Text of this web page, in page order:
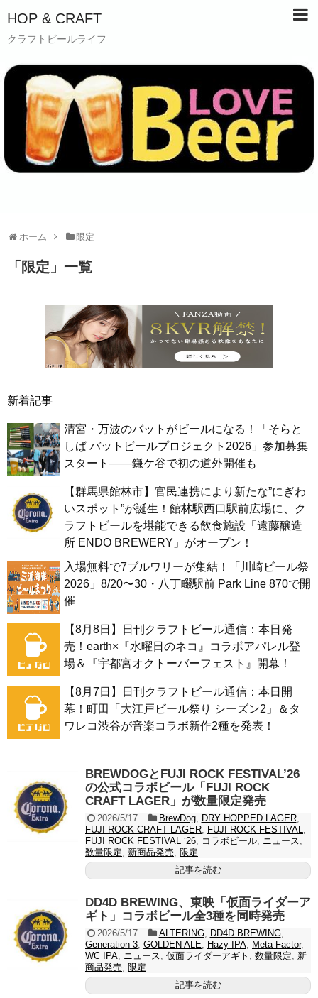
HOP & CRAFT
クラフトビールライフ
ホーム 限定
「 限定 」 一覧
新着記事
清宮・万波のバットがビールになる！「そらと
しば バットビールプロジェクト2026」参加募集
スタート——鎌ケ谷で初の道外開催も
【群馬県館林市】官民連携により新たな”にぎわ
いスポット”が誕生！館林駅西口駅前広場に、ク
ラフトビールを堪能できる飲食施設「遠藤醸造
所 ENDO BREWERY」がオープン！
入場無料で7ブルワリーが集結！「川崎ビール祭
2026」8/20〜30・八丁畷駅前 Park Line 870で開
催
【8月8日】日刊クラフトビール通信：本日発
売！earth×『水曜日のネコ』コラボアパレル登
場＆『宇都宮オクトーバーフェスト』開幕！
【8月7日】日刊クラフトビール通信：本日開
幕！町田「大江戸ビール祭り シーズン2」＆タ
ワレコ渋谷が音楽コラボ新作2種を発表！
BREWDOGとFUJI ROCK FESTIVAL’26
の公式コラボビール「FUJI ROCK
CRAFT LAGER」が数量限定発売
2026/5/17 BrewDog, DRY HOPPED LAGER,
FUJI ROCK CRAFT LAGER, FUJI ROCK FESTIVAL,
FUJI ROCK FESTIVAL ‘26, コラボビール, ニュース,
数量限定, 新商品発売, 限定
記事を読む
DD4D BREWING、東映「仮面ライダーア
ギト」コラボビール全3種を同時発売
2026/5/17 ALTERING, DD4D BREWING,
Generation-3, GOLDEN ALE, Hazy IPA, Meta Factor,
WC IPA, ニュース, 仮面ライダーアギト , 数量限定, 新
商品発売, 限定
記事を読む